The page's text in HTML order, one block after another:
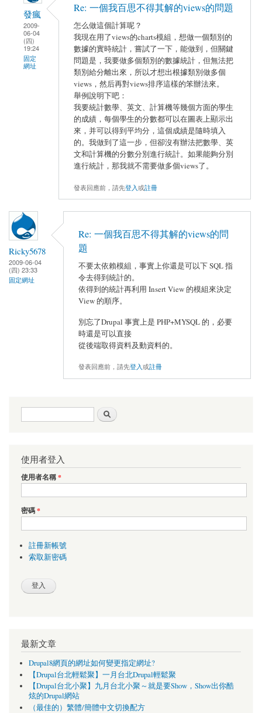
發瘋
2009-
06-04
(四)
19:24
固定
網址
Re: 一個我百思不得其解的views的問題
怎么做這個計算呢？
我現在用了views的charts模組，想做一個類別的
數據的實時統計，嘗試了一下，能做到，但關鍵
問題是，我要做多個類別的數據統計，但無法把
類別給分離出來，所以才想出根據類別做多個
views，然后再對views排序這樣的笨辦法來。
舉例說明下吧：
我要統計數學、英文、計算機等幾個方面的學生
的成績，每個學生的分數都可以在圖表上顯示出
來，并可以得到平均分，這個成績是隨時填入
的。我做到了這一步，但卻沒有辦法把數學、英
文和計算機的分數分別進行統計。如果能夠分別
進行統計，那我就不需要做多個views了。
發表回應前，請先登入或註冊
Ricky5678
2009-06-04
(四) 23:33
固定網址
Re: 一個我百思不得其解的views的問
題
不要太依賴模組，事實上你還是可以下 SQL 指
令去得到統計的。
依得到的統計再利用 Insert View 的模組來決定
View 的順序。
別忘了Drupal 事實上是 PHP+MYSQL 的，必要
時還是可以直接
從後端取得資料及動資料的。
發表回應前，請先登入或註冊
搜尋表單
使用者登入
使用者名稱*
密碼*
註冊新帳號
索取新密碼
最新文章
Drupal8網頁的網址如何變更指定網址?
【Drupal台北輕鬆聚】一月台北Drupal輕鬆聚
【Drupal台北小聚】九月台北小聚～就是要Show，Show出你酷
炫的Drupal網站
（最佳的）繁體/簡體中文切換配方